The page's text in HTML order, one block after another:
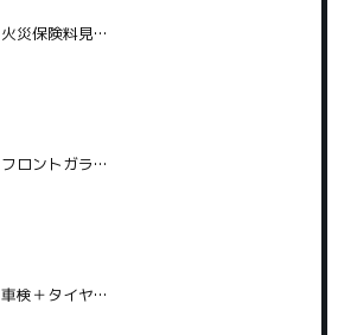
火災保険料見直していますか？
フロントガラス凍結対策！
車検＋タイヤ交換でお得＆安心